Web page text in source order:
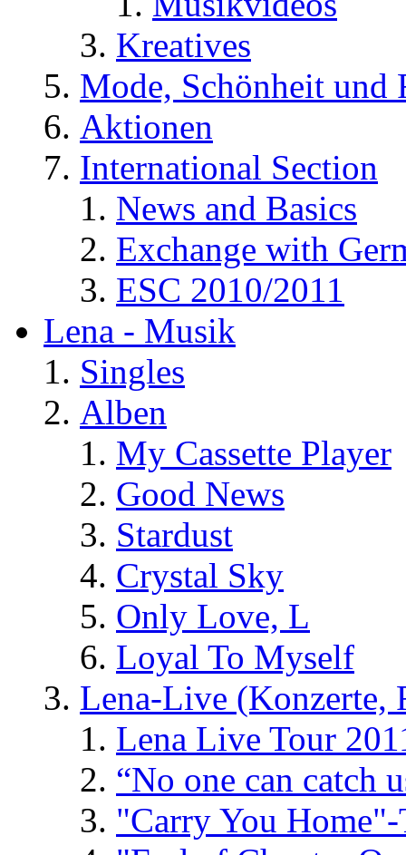
Kreatives
Mode, Schönheit und
Aktionen
International Section
News and Basics
Exchange with
ESC 2010/2011
Lena - Musik
Singles
Alben
My Cassette Player
Good News
Stardust
Crystal Sky
Only Love, L
Loyal To Myself
Lena-Live (Konzerte,
Lena Live Tour
“No one can catch
"Carry You